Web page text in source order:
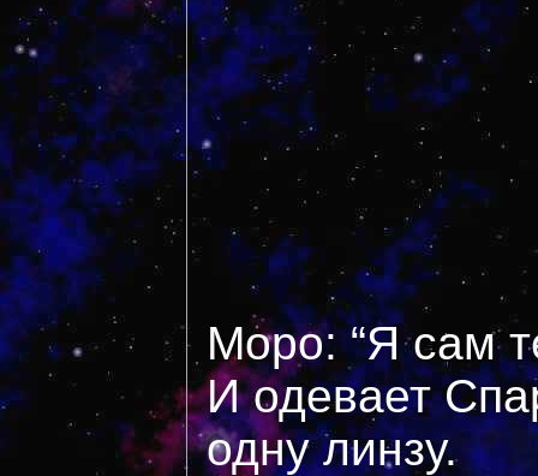
Моро: “Я сам
И одевает
одну линзу.